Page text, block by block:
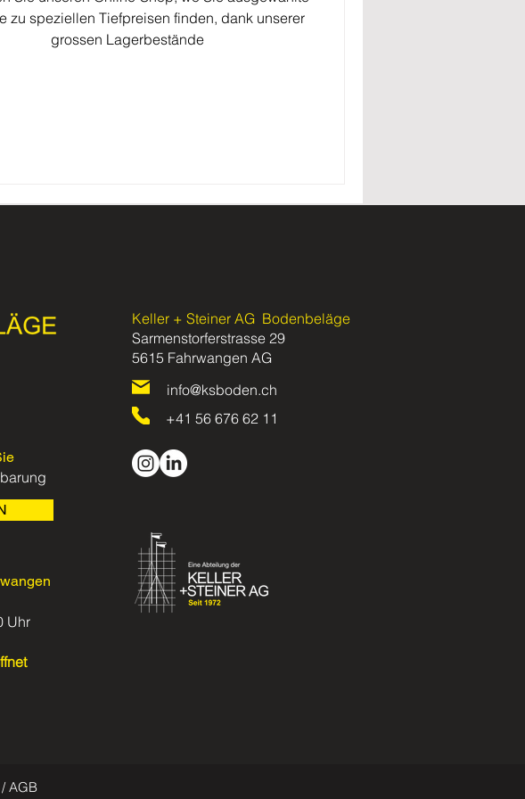
zu speziellen Tiefpreisen finden, dank unserer
grossen Lagerbestände
Uhr
Keller + Steiner AG Bodenbeläge
Sarmenstorferstrasse 29
5615 Fahrwangen AG
info@ksboden.ch
+41 56 676 62 11
AGB